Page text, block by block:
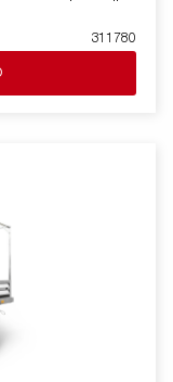
un volume di
la spomde
merci lunghe. Tutte
carico interni per
ELLEBI offre un
311780